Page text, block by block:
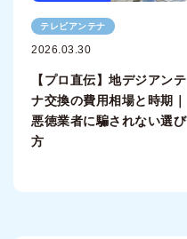
テレビアンテナ
2026.03.30
【プロ直伝】地デジアンテ
ナ交換の費用相場と時期｜
悪徳業者に騙されない選び
方